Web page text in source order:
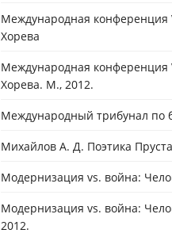
Международная конференция
Хорева
Международная конференция
Хорева. М., 2012.
Международный трибунал по
Михайлов А. Д. Поэтика
Модернизация vs. война:
Модернизация vs. война:
2012.